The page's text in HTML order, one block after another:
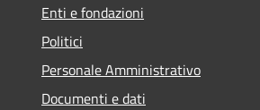
Enti e fondazioni
Politici
Personale Amministrativo
Documenti e dati